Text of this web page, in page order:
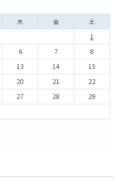
木 金 土
1
6 7
8
13 14
15
20 21
22
27 28
29